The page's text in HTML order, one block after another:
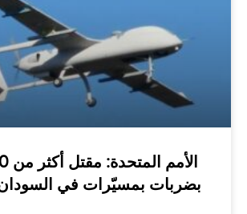
بضربات بمسيّرات في السودان